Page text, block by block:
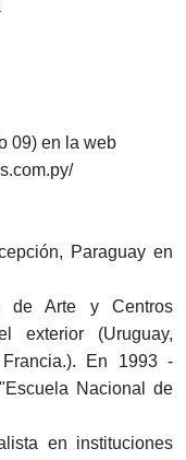
09) en la web
Paraguay en
de Arte y Centros
exterior (Uruguay,
En 1993 -
Nacional de
en instituciones